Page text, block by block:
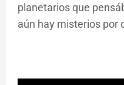
planetarios que
aún hay misterios por